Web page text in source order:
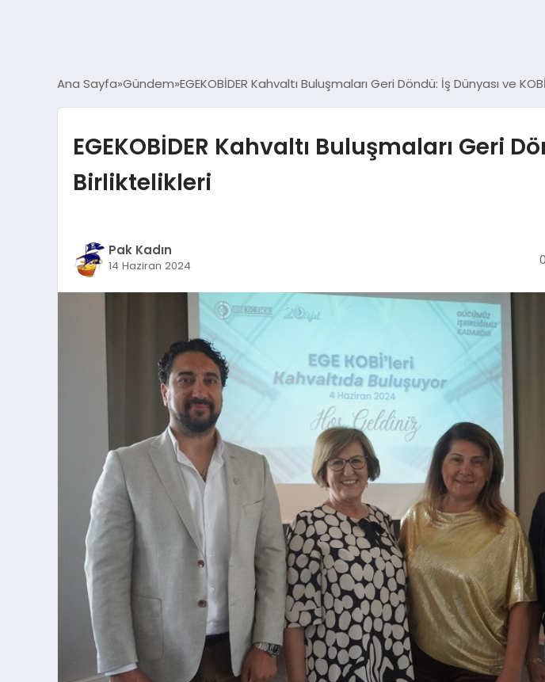
Ana Sayfa Gündem EGEKOBİDER Kahvaltı Buluşmaları Geri Döndü: İş Dünyası ve
EGEKOBİDER Kahvaltı Buluşmaları Geri
Birliktelikleri
Pak Kadın
14 Haziran 2024